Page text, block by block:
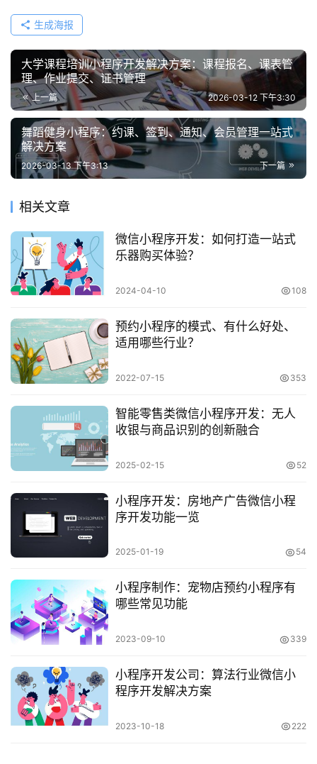
生成海报
大学课程培训小程序开发解决方案：课程报名、课表管
理、作业提交、证书管理
上一篇 2026-03-12 下午3:30
舞蹈健身小程序：约课、签到、通知、会员管理一站式
解决方案
下一篇
2026-03-13 下午3:13
相关文章
微信小程序开发：如何打造一站式
乐器购买体验？
2024-04-10 108
预约小程序的模式、有什么好处、
适用哪些行业？
2022-07-15 353
智能零售类微信小程序开发：无人
收银与商品识别的创新融合
2025-02-15 52
小程序开发：房地产广告微信小程
序开发功能一览
2025-01-19 54
小程序制作：宠物店预约小程序有
哪些常见功能
2023-09-10 339
小程序开发公司：算法行业微信小
程序开发解决方案
2023-10-18 222